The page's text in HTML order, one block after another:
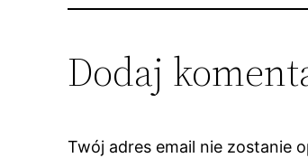
Dodaj
Twój adres email nie zostanie